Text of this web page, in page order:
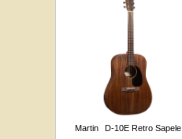
Martin D-10E Retro Sapele